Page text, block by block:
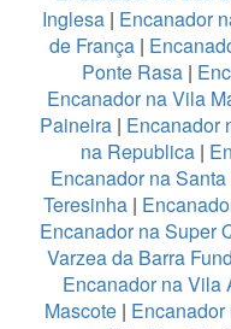
Inglesa | Encanador
de França |
Ponte Rasa |
Encanador na Vila
Paineira | Encanador
na Republica|
Encanador na
Teresinha|
Encanador na Super
Varzea da Barra
Encanador na Vila
Mascote|